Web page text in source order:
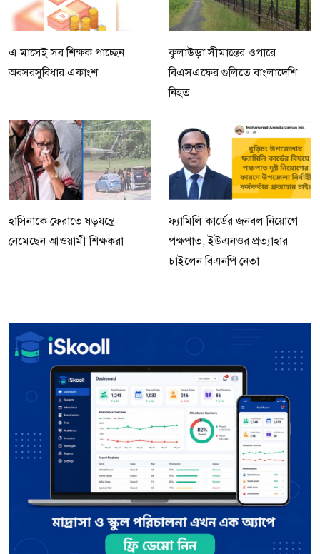
এ মাসেই সব শিক্ষক পাচ্ছেন
অবসরসুবিধার একাংশ
কুলাউড়া সীমান্তের ওপারে
বিএসএফের গুলিতে বাংলাদেশি
নিহত
হাসিনাকে ফেরাতে ষড়যন্ত্রে
নেমেছেন আওয়ামী শিক্ষকরা
ফ্যামিলি কার্ডের জনবল নিয়োগে
পক্ষপাত, ইউএনওর প্রত্যাহার
চাইলেন বিএনপি নেতা